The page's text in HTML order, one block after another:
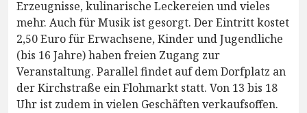
Erzeugnisse, kulinarische Leckereien und vieles
mehr. Auch für Musik ist gesorgt. Der Eintritt kostet
2,50 Euro für Erwachsene, Kinder und Jugendliche
(bis 16 Jahre) haben freien Zugang zur
Veranstaltung. Parallel findet auf dem Dorfplatz an
der Kirchstraße ein Flohmarkt statt. Von 13 bis 18
Uhr ist zudem in vielen Geschäften verkaufsoffen.